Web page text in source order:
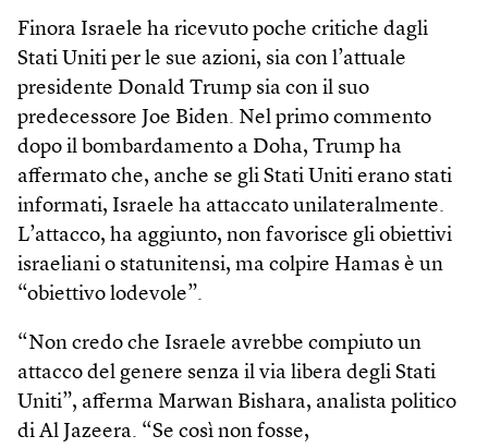
Finora Israele ha ricevuto poche critiche dagli
Stati Uniti per le sue azioni, sia con l’attuale
presidente Donald Trump sia con il suo
predecessore Joe Biden. Nel primo commento
dopo il bombardamento a Doha, Trump ha
affermato che, anche se gli Stati Uniti erano stati
informati, Israele ha attaccato unilateralmente.
L’attacco, ha aggiunto, non favorisce gli obiettivi
israeliani o statunitensi, ma colpire Hamas è un
“obiettivo lodevole”.
“Non credo che Israele avrebbe compiuto un
attacco del genere senza il via libera degli Stati
Uniti”, afferma Marwan Bishara, analista politico
di Al Jazeera. “Se così non fosse,